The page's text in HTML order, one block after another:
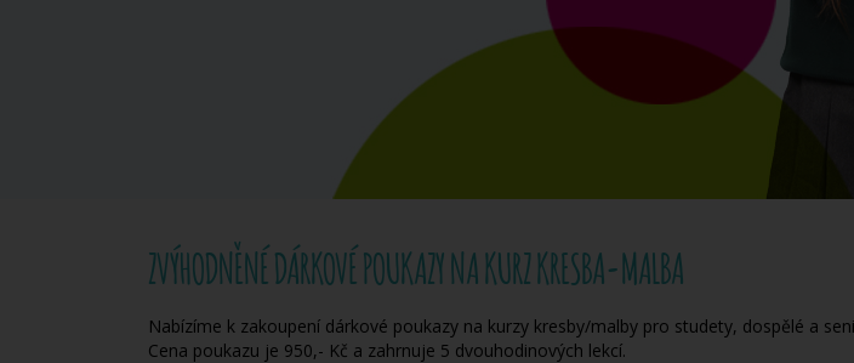
ZVÝHODNĚNÉ DÁRKOVÉ POUKAZY NA KURZ KRESBA-MALBA
Nabízíme k zakoupení dárkové poukazy na kurzy kresby/malby pro studety, dospělé a
Cena poukazu je 950,- Kč a zahrnuje 5 dvouhodinových lekcí.